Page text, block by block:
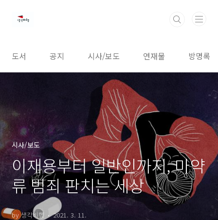
도서 공지 시사/보도 연재물 방명록
시사/보도
이재용부터 일반인까지, 마약
류 범죄 판치는 세상
by 생각비행 2021. 3. 11.